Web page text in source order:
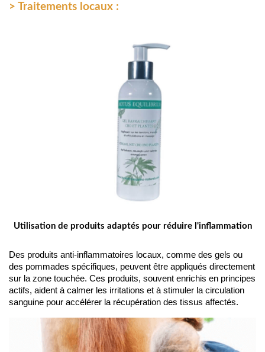
> Traitements locaux :
Utilisation de produits adaptés pour réduire l'inflammation
Des produits anti-inflammatoires locaux, comme des gels ou
des pommades spécifiques, peuvent être appliqués directement
sur la zone touchée. Ces produits, souvent enrichis en principes
actifs, aident à calmer les irritations et à stimuler la circulation
sanguine pour accélérer la récupération des tissus affectés.